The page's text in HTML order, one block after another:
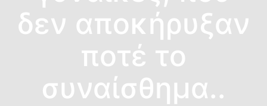
δεν αποκήρυξαν
ποτέ το
συναίσθημα..